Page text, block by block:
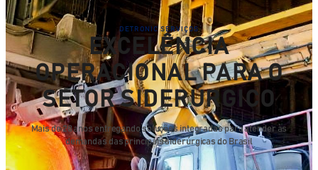
DETRONIC SERVIÇOS
EXCELÊNCIA
OPERACIONAL PARA O
SETOR SIDERÚRGICO
Mais de 28 anos entregando soluções integradas para atender às
demandas das principais siderúrgicas do Brasil